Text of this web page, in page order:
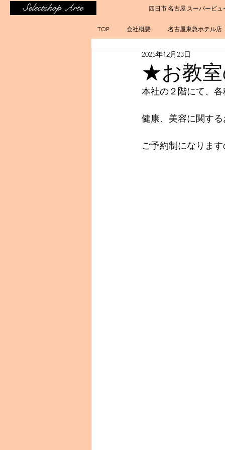
Selectshop Arte 四日市 名古屋 スーパービ
TOP 会社概要 名古屋東急ホテル店
★お教
2025年12月23日
本社の２階にて、
健康、美容に関す
ご予約制になりま